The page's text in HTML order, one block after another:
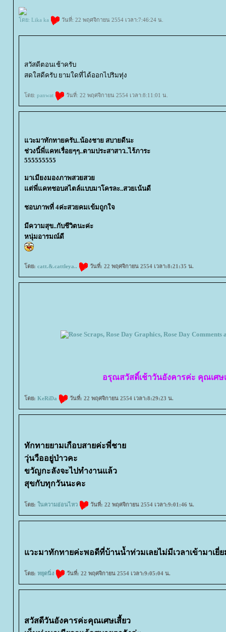
ดย: Lika ka วันที่: 22 พฤศจิกายน 2554 เวลา:7:46:24 น.
สวัสดีตอนเช้าครับ
สดใสดีครับ ยามใดที่ได้ออกไปริมทุ่ง
ดย: panwat วันที่: 22 พฤศจิกายน 2554 เวลา:8:11:01 น.
วะมาทักทายครับ..น้องชาย สบายดีนะ
ช่วงนี้พี่แคทเรื่อยๆๆ..ตามประสาสาว..ไร้ภาระ
555555555
มาเมียงมองภาพสวยสว
ต่พี่แคทชอบสไตล์แบบมาโครละ..สวยเน้นดี
ชอบภาพที่ 4ค่ะสวยคมเข้มถูกใจ
มีความสุข..กับชีวิตนะค่ะ
หนุ่มอารมณ์ดี
ดย: catt.&.cattleya.. วันที่: 22 พฤศจิกายน 2554 เวลา:8:21:35 น.
อรุณสวัสดิ์เช้าวันอังคารค่ะ คุณเศษ
ดย: KeRiDa วันที่: 22 พฤศจิกายน 2554 เวลา:8:29:23 น.
ทักทายยามเกือบสายค่ะพี่ชา
วุ่นวืออยู่ป่าวคะ
ขวัญกะลังจะไปทำงานแล้ว
สุขกับทุกวันนะคะ
ดย: นความอ่อนไหว วันที่: 22 พฤศจิกายน 2554 เวลา:9:01:46 น.
วะมาทักทายค่ะพอดีที่บ้านน้ำท่วมเลยไม่มีเวลาเข้ามาเยี่ย
ดย: หยุดนิ่ง วันที่: 22 พฤศจิกายน 2554 เวลา:9:05:04 น.
สวัสดีวันอังคารค่ะคุณเศษเสี้ยว